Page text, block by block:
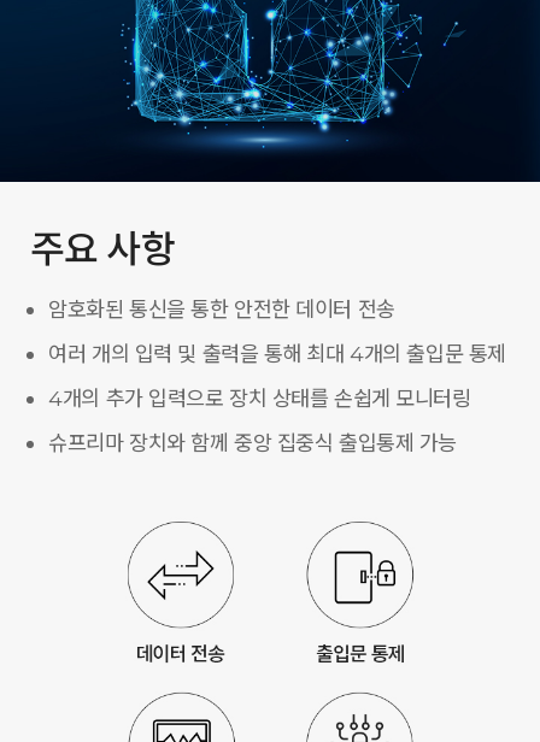
주요 사항
암호화된 통신을 통한 안전한 데이터 전송
여러 개의 입력 및 출력을 통해 최대 4개의 출입문 통제
4개의 추가 입력으로 장치 상태를 손쉽게 모니터링
슈프리마 장치와 함께 중앙 집중식 출입통제 가능